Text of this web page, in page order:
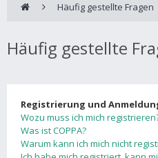
Häufig gestellte Fragen
Häufig gestellte
Registrierung und
Wozu muss ich mich
Was ist COPPA?
Warum kann ich mich nicht